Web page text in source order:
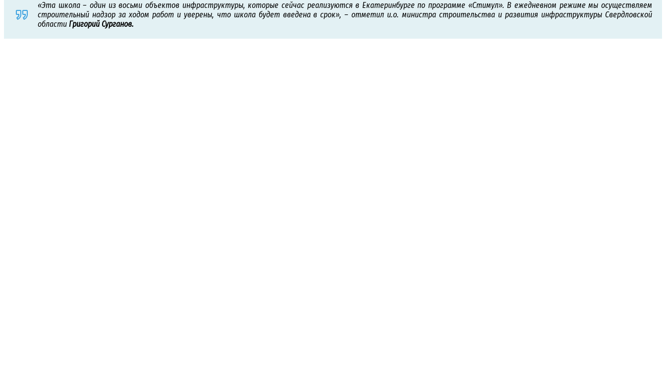
«Эта школа – один из восьми объектов инфраструктуры, которые сейчас реализуются в Екатеринбурге по программе «Стимул». В ежедневном режиме мы осуществляем
строительный надзор за ходом работ и уверены, что школа будет введена в срок», – отметил и.о. министра строительства и развития инфраструктуры Свердловской
области Григорий Сурганов.